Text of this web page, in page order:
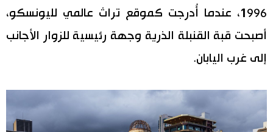
1996، عندما أُدرجت كموقع تراث عالمي لليونسكو،
أصبحت قبة القنبلة الذرية وجهة رئيسية للزوار الأجانب
إلى غرب اليابان.